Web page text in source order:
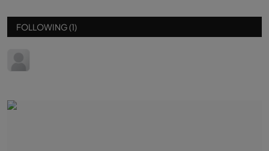
FOLLOWING (1)